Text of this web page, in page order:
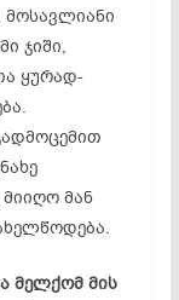
მოსავლიანი
ჯიში,
ყურად-
მან
მელქომ მის